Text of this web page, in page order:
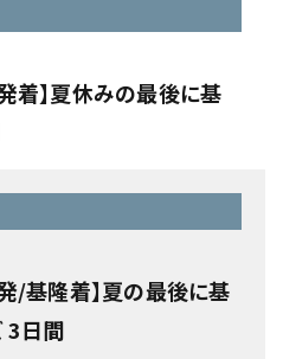
着】夏休みの最後に基
/基隆着】夏の最後に基
3日間